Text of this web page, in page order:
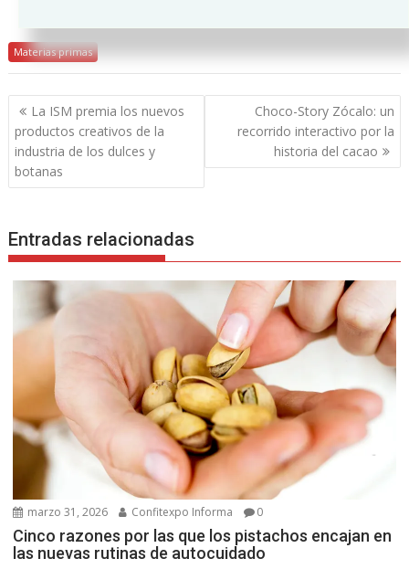
Materias primas
Navegación
de
entradas
La ISM premia los nuevos
productos creativos de la
industria de los dulces y
botanas
Choco-Story Zócalo: un
recorrido interactivo por la
historia del cacao
Entradas relacionadas
marzo 31, 2026 Confitexpo Informa 0
Cinco razones por las que los pistachos encajan en
las nuevas rutinas de autocuidado